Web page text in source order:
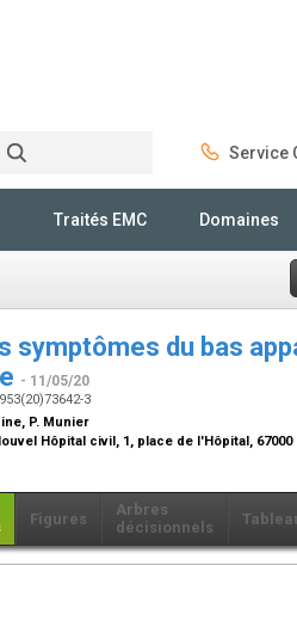
Service
Traités EMC Domaines
symptômes du bas
- 11/05/20
3
P. Munier
Hôpital civil, 1, place de l'Hôpital,
Figures
Arbres
décisionnels